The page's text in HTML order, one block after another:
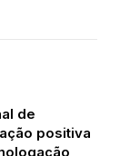
de
positiva